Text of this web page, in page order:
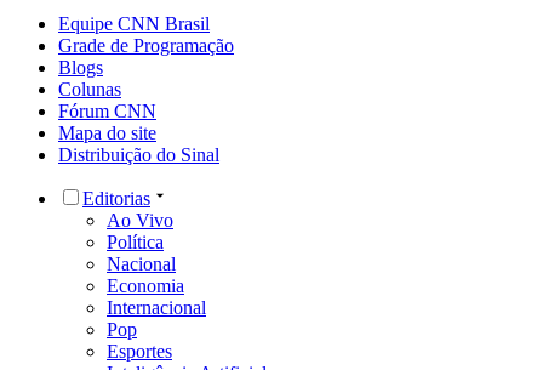
Equipe CNN Brasil
Grade de Programação
Blogs
Colunas
Fórum CNN
Mapa do site
Distribuição do Sinal
Editorias
Ao Vivo
Política
Nacional
Economia
Internacional
Pop
Esportes